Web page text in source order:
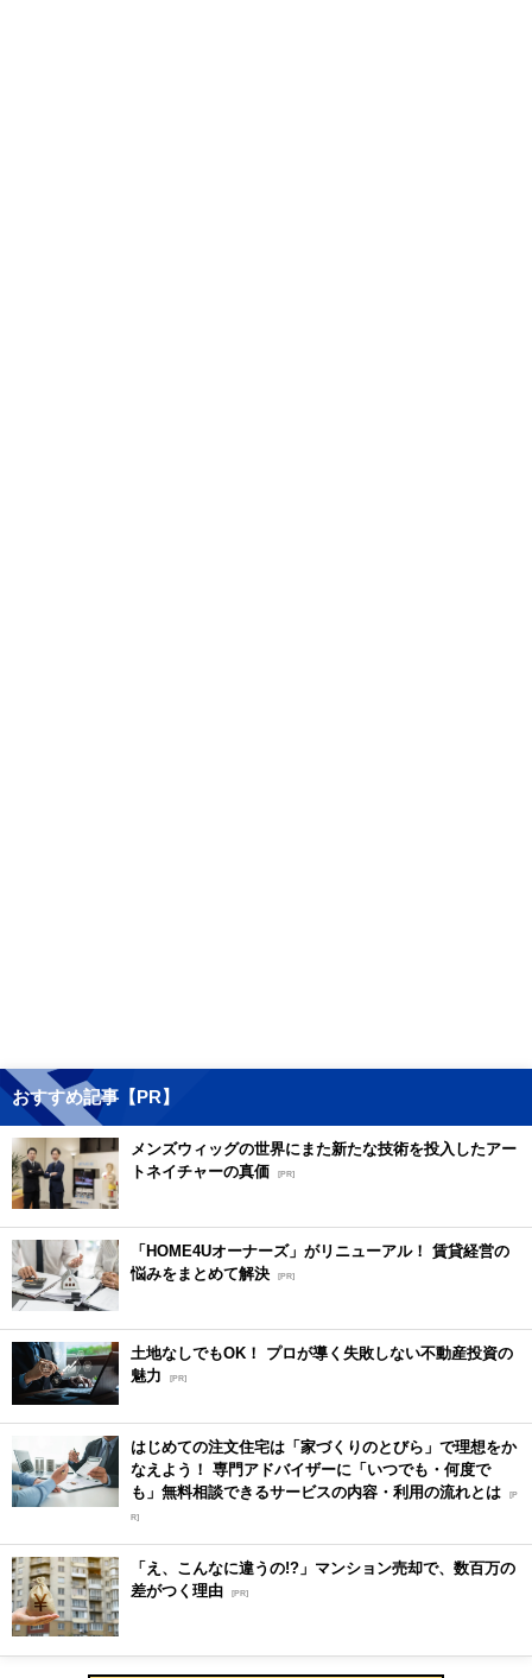
おすすめ記事【PR】
メンズウィッグの世界にまた新たな技術を投入したアー
トネイチャーの真価 [PR]
「HOME4Uオーナーズ」がリニューアル！ 賃貸経営の
悩みをまとめて解決 [PR]
土地なしでもOK！ プロが導く失敗しない不動産投資の
魅力
[PR]
はじめての注文住宅は「家づくりのとびら」で理想をか
なえよう！ 専門アドバイザーに「いつでも・何度で
も」無料相談できるサービスの内容・利用の流れとは [P
R]
「え、こんなに違うの!?」マンション売却で、数百万の
差がつく理由 [PR]